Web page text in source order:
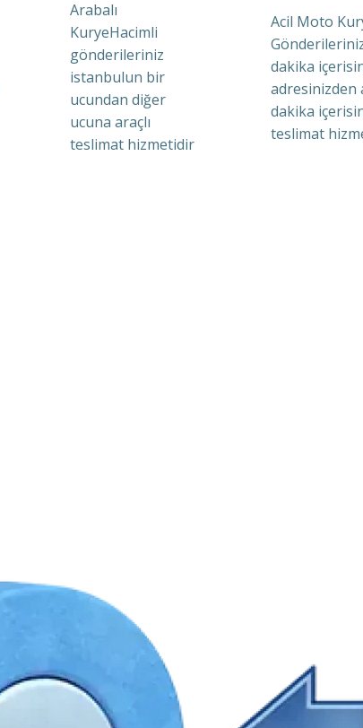
Arabalı
KuryeHacimli
gönderileriniz
istanbulun bir
ucundan diğer
ucuna araçlı
teslimat hizmetidir
Acil Moto
dakika
adresinizden
dakika
teslimat